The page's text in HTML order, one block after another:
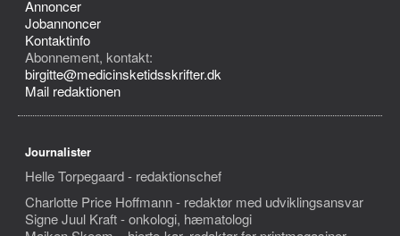
Annoncer
Jobannoncer
Kontaktinfo
Abonnement, kontakt:
birgitte@medicinsketidsskrifter.dk
Mail redaktionen
Journalister
Helle Torpegaard - redaktionschef
Charlotte Price Hoffmann - redaktør med udviklingsansvar
Signe Juul Kraft - onkologi, hæmatologi